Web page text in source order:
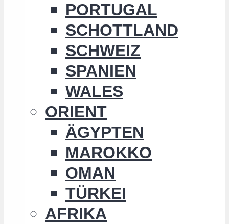
PORTUGAL
SCHOTTLAND
SCHWEIZ
SPANIEN
WALES
ORIENT
ÄGYPTEN
MAROKKO
OMAN
TÜRKEI
AFRIKA